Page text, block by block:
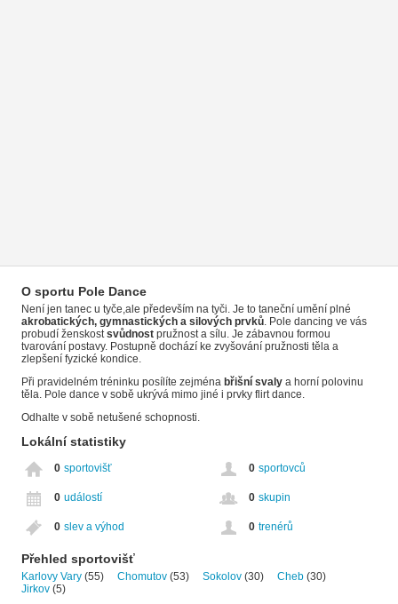
O sportu Pole Dance
Není jen tanec u tyče,ale především na tyči. Je to taneční umění plné
akrobatických, gymnastických a silových prvků . Pole dancing ve vás
probudí ženskost svůdnost pružnost a sílu. Je zábavnou formou
tvarování postavy. Postupně dochází ke zvyšování pružnosti těla a
zlepšení fyzické kondice.
Při pravidelném tréninku posílíte zejména břišní svaly a horní polovinu
těla. Pole dance v sobě ukrývá mimo jiné i prvky flirt dance.
Odhalte v sobě netušené schopnosti.
Lokální statistiky
0 sportovišť 0 sportovců
0 událostí 0 skupin
0 slev a výhod 0 trenérů
Přehled sportovišť
Karlovy Vary (55) Chomutov (53) Sokolov (30) Cheb (30)
Jirkov (5)